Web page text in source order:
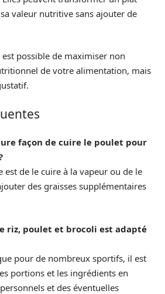
valeur nutritive sans ajouter de
possible de maximiser non
de votre alimentation, mais
façon de cuire le poulet pour
est de le cuire à la vapeur ou de le
des graisses supplémentaires
riz, poulet et brocoli est adapté
pour de nombreux sportifs, il est
portions et les ingrédients en
et des éventuelles